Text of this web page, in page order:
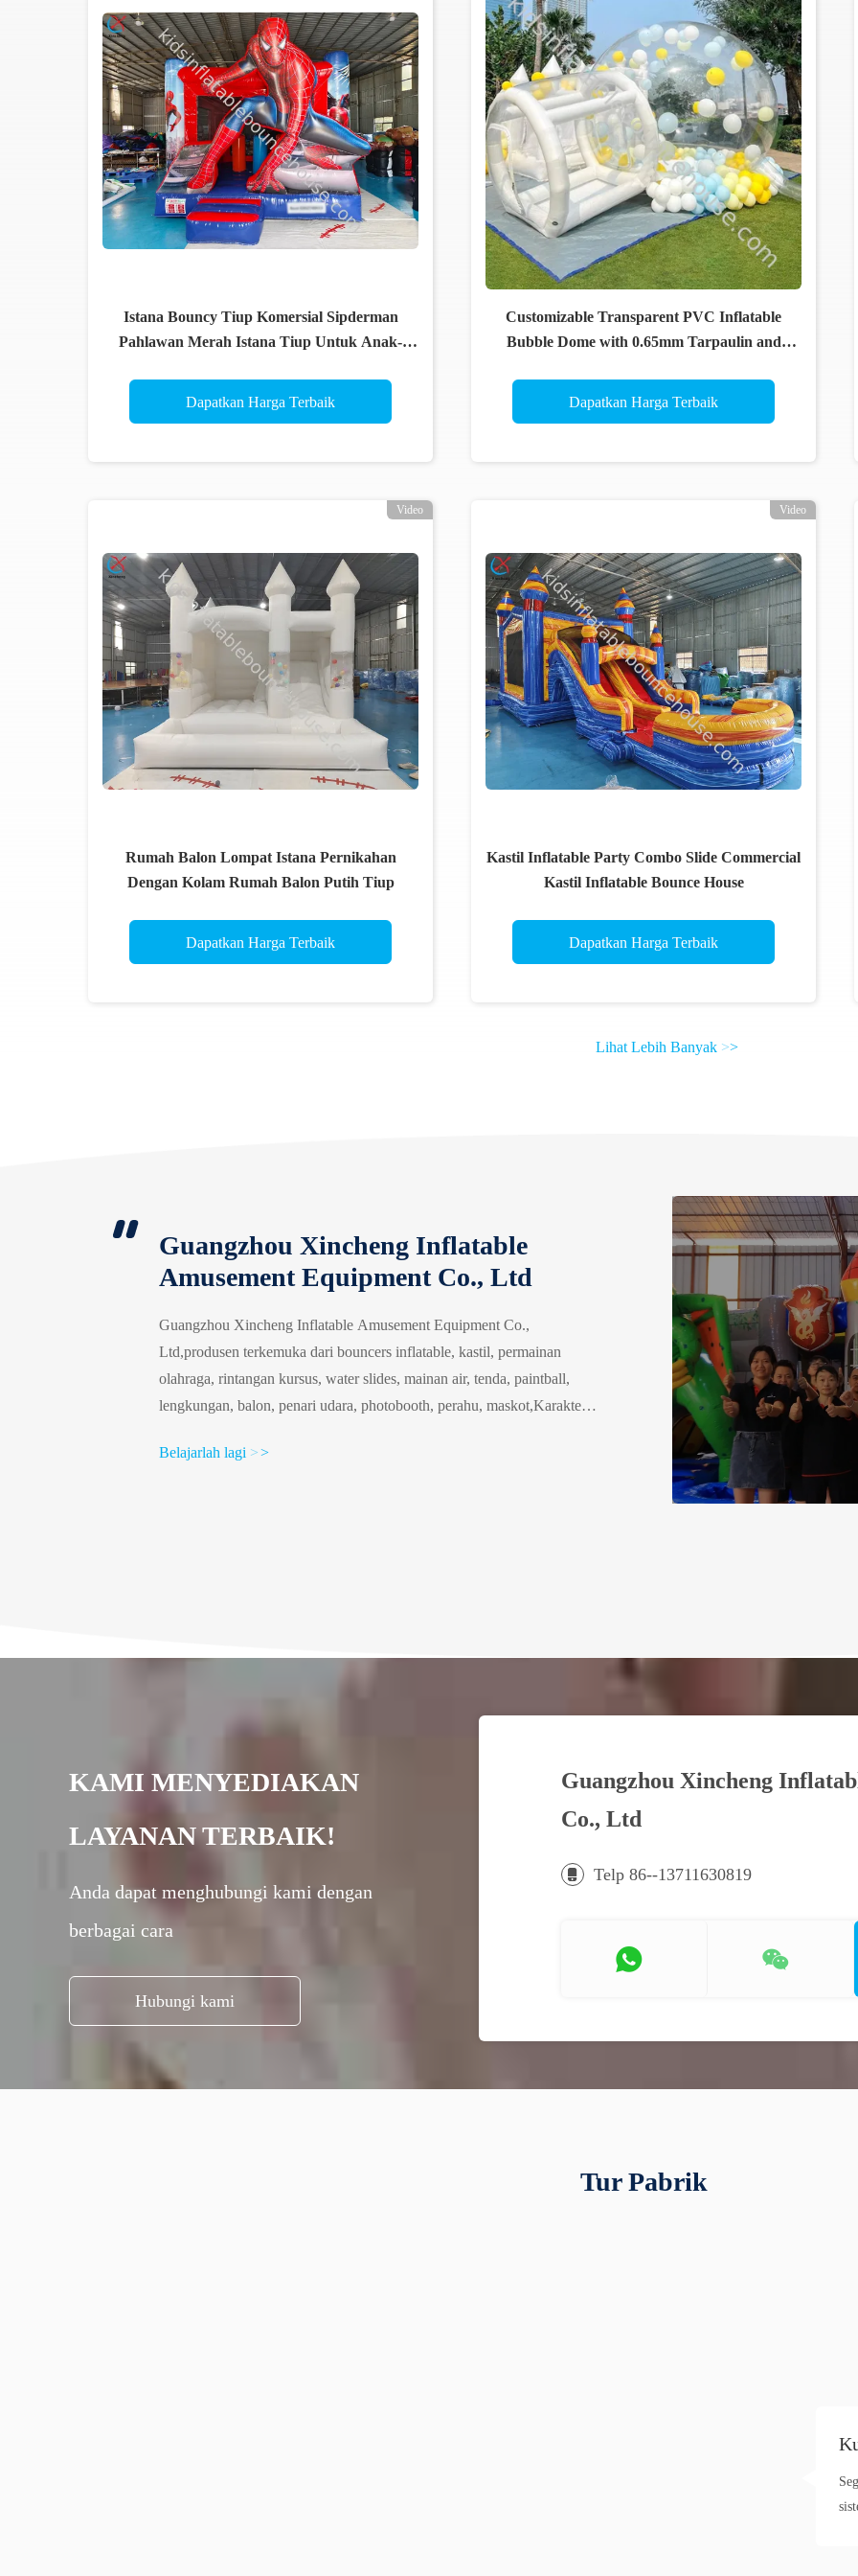
Istana Bouncy Tiup Komersial Sipderman
Pahlawan Merah Istana Tiup Untuk Anak-
Dapatkan Harga Terbaik
Customizable Transparent PVC Inflatable
Bubble Dome with 0.65mm Tarpaulin and
Dapatkan Harga Terbaik
Video
Rumah Balon Lompat Istana Pernikahan
Dengan Kolam Rumah Balon Putih Tiup
Dapatkan Harga Terbaik
Video
Kastil Inflatable Party Combo Slide Commercial
Kastil Inflatable Bounce House
Dapatkan Harga Terbaik
Lihat Lebih Banyak >>
Guangzhou Xincheng Inflatable
Amusement Equipment Co., Ltd
Guangzhou Xincheng Inflatable Amusement Equipment Co.,
Ltd,produsen terkemuka dari bouncers inflatable, kastil, permainan
olahraga, rintangan kursus, water slides, mainan air, tenda, paintball,
lengkungan, balon, penari udara, photobooth, perahu, maskot,Karakter
pada tahun 2006 sebagai salah satu produsen inflatable terbesar di Cina,
Belajarlah lagi >>
KAMI MENYEDIAKAN
LAYANAN TERBAIK!
Anda dapat menghubungi kami dengan
berbagai cara
Hubungi kami
Guangzhou Xincheng
Co., Ltd
Telp 86--13711630819
Tur Pabrik